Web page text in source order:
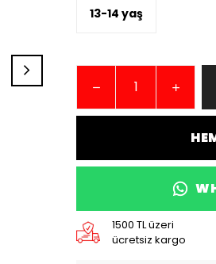
13-14 yaş
1500 TL üzeri
ücretsiz kargo